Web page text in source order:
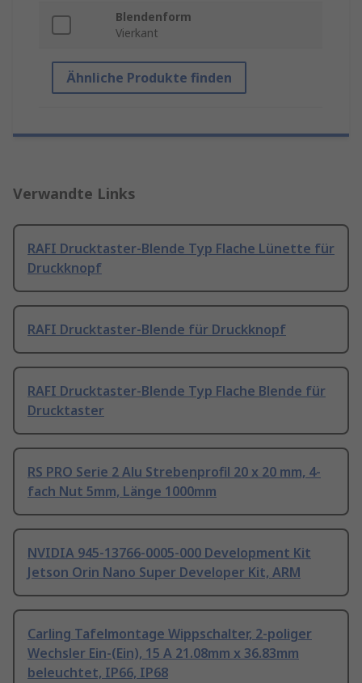
Blendenform
Vierkant
Ähnliche Produkte finden
Verwandte Links
RAFI Drucktaster-Blende Typ Flache Lünette für
Druckknopf
RAFI Drucktaster-Blende für Druckknopf
RAFI Drucktaster-Blende Typ Flache Blende für
Drucktaster
RS PRO Serie 2 Alu Strebenprofil 20 x 20 mm, 4-
fach Nut 5mm, Länge 1000mm
NVIDIA 945-13766-0005-000 Development Kit
Jetson Orin Nano Super Developer Kit, ARM
Carling Tafelmontage Wippschalter, 2-poliger
Wechsler Ein-(Ein), 15 A 21.08mm x 36.83mm
beleuchtet, IP66, IP68